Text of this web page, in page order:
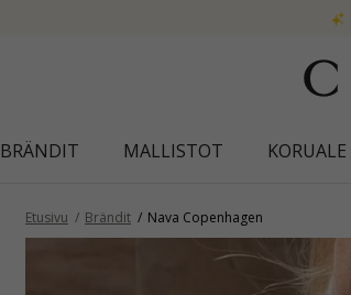
BRÄNDIT MALLISTOT KORUALE
Etusivu Brändit Nava Copenhagen